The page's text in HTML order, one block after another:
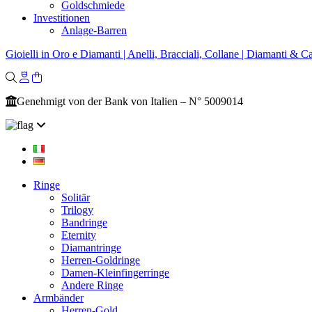
Goldschmiede
Investitionen
Anlage-Barren
Gioielli in Oro e Diamanti | Anelli, Bracciali, Collane | Diamanti &
Genehmigt von der Bank von Italien – N° 5009014
Ringe
Solitär
Trilogy
Bandringe
Eternity
Diamantringe
Herren-Goldringe
Damen-Kleinfingerringe
Andere Ringe
Armbänder